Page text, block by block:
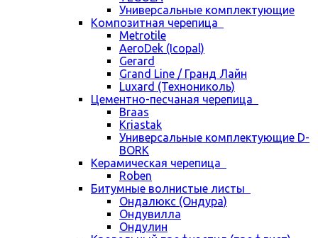
Универсальные комплектующие
Композитная черепица
Metrotile
AeroDek (Icopal)
Gerard
Grand Line / Гранд Лайн
Luxard (Технониколь)
Цементно-песчаная черепица
Braas
Kriastak
Универсальные комплектующие D-
BORK
Керамическая черепица
Roben
Битумные волнистые листы
Ондалюкс (Ондура)
Ондувилла
Ондулин